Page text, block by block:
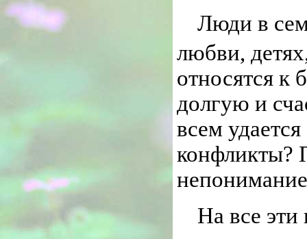
Люди в
любви,
относятся к
долгую и
всем
конфликты?
На все эти